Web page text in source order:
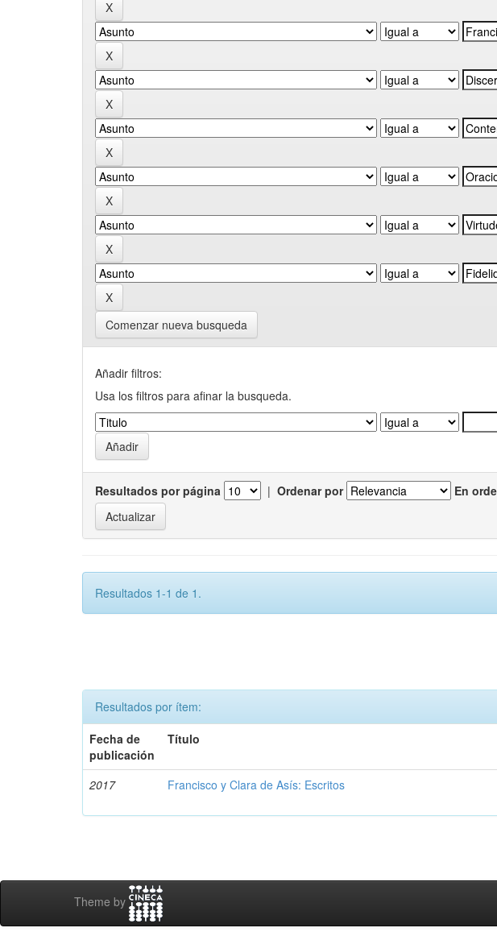
Comenzar nueva busqueda
Añadir filtros:
Usa los filtros para afinar la busqueda.
Resultados por página | Ordenar por En
Resultados 1-1 de 1.
Resultados por ítem:
Fecha de
publicación
Título
2017 Francisco y Clara de Asís: Escritos
Theme by